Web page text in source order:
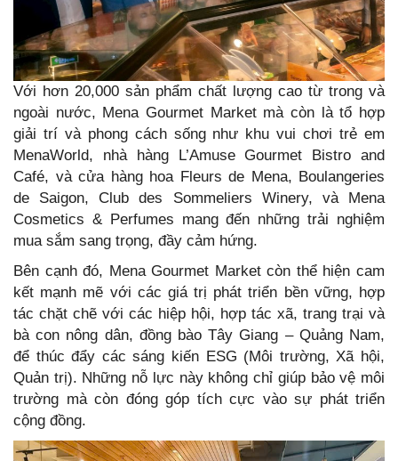
Với hơn 20,000 sản phẩm chất lượng cao từ trong và
ngoài nước, Mena Gourmet Market mà còn là tổ hợp
giải trí và phong cách sống như khu vui chơi trẻ em
MenaWorld, nhà hàng L’Amuse Gourmet Bistro and
Café, và cửa hàng hoa Fleurs de Mena, Boulangeries
de Saigon, Club des Sommeliers Winery, và Mena
Cosmetics & Perfumes mang đến những trải nghiệm
mua sắm sang trọng, đầy cảm hứng.
Bên cạnh đó, Mena Gourmet Market còn thể hiện cam
kết mạnh mẽ với các giá trị phát triển bền vững, hợp
tác chặt chẽ với các hiệp hội, hợp tác xã, trang trại và
bà con nông dân, đồng bào Tây Giang – Quảng Nam,
để thúc đẩy các sáng kiến ESG (Môi trường, Xã hội,
Quản trị). Những nỗ lực này không chỉ giúp bảo vệ môi
trường mà còn đóng góp tích cực vào sự phát triển
cộng đồng.